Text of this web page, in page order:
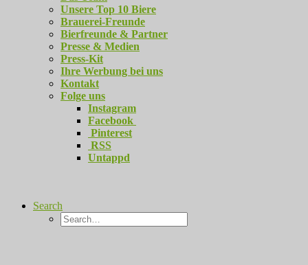
Unsere Top 10 Biere
Brauerei-Freunde
Bierfreunde & Partner
Presse & Medien
Press-Kit
Ihre Werbung bei uns
Kontakt
Folge uns
Instagram
Facebook
Pinterest
RSS
Untappd
Search